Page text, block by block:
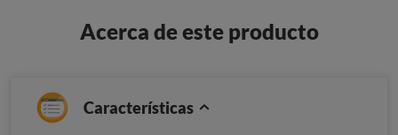
Acerca de este producto
Características